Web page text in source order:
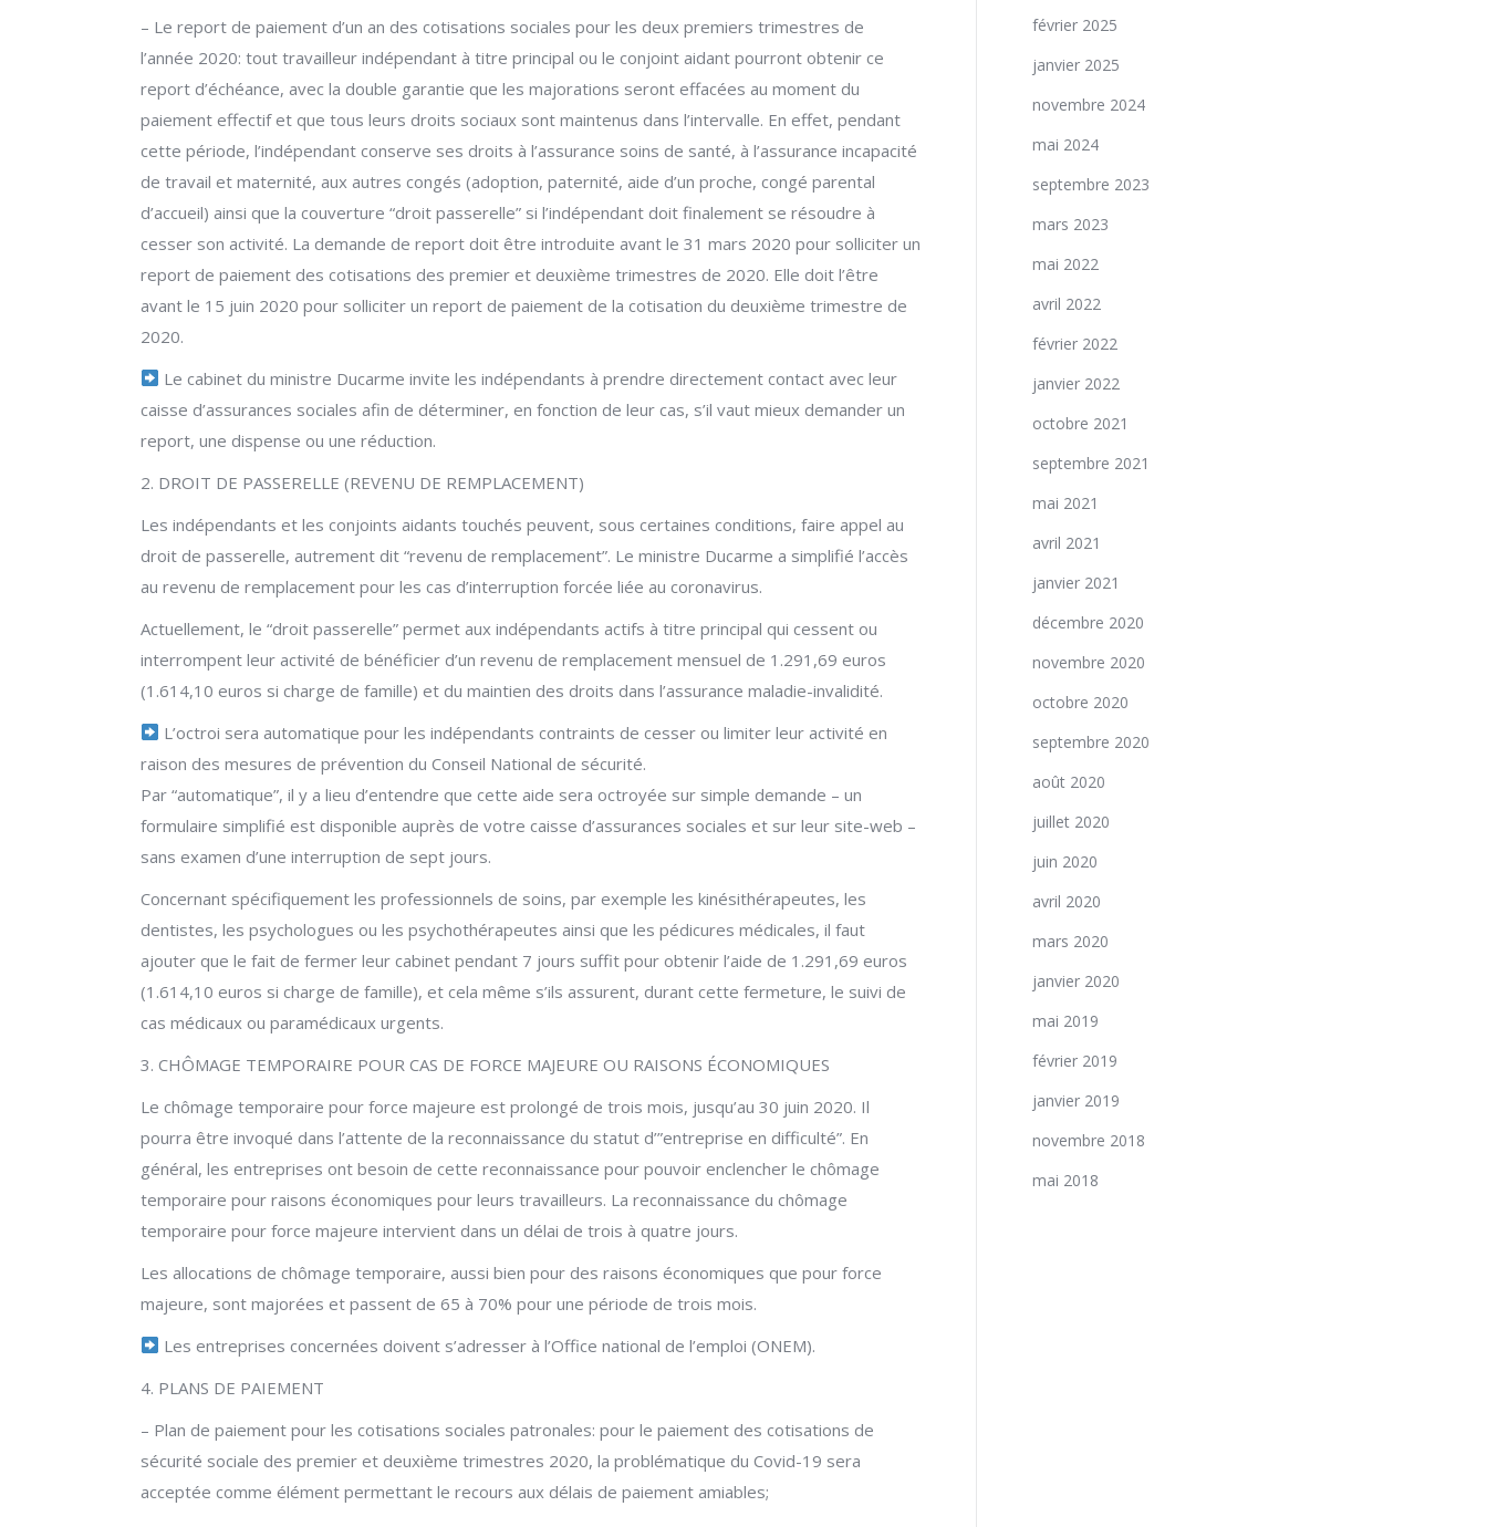
– Le report de paiement d’un an des cotisations sociales pour les deux premiers trimestres de
l’année 2020: tout travailleur indépendant à titre principal ou le conjoint aidant pourront obtenir ce
report d’échéance, avec la double garantie que les majorations seront effacées au moment du
paiement effectif et que tous leurs droits sociaux sont maintenus dans l’intervalle. En effet, pendant
cette période, l’indépendant conserve ses droits à l’assurance soins de santé, à l’assurance incapacité
de travail et maternité, aux autres congés (adoption, paternité, aide d’un proche, congé parental
d’accueil) ainsi que la couverture “droit passerelle” si l’indépendant doit finalement se résoudre à
cesser son activité. La demande de report doit être introduite avant le 31 mars 2020 pour solliciter un
report de paiement des cotisations des premier et deuxième trimestres de 2020. Elle doit l’être
avant le 15 juin 2020 pour solliciter un report de paiement de la cotisation du deuxième trimestre de
2020.
Le cabinet du ministre Ducarme invite les indépendants à prendre directement contact avec leur
caisse d’assurances sociales afin de déterminer, en fonction de leur cas, s’il vaut mieux demander un
report, une dispense ou une réduction.
2. DROIT DE PASSERELLE (REVENU DE REMPLACEMENT)
Les indépendants et les conjoints aidants touchés peuvent, sous certaines conditions, faire appel au
droit de passerelle, autrement dit “revenu de remplacement”. Le ministre Ducarme a simplifié l’accès
au revenu de remplacement pour les cas d’interruption forcée liée au coronavirus.
Actuellement, le “droit passerelle” permet aux indépendants actifs à titre principal qui cessent ou
interrompent leur activité de bénéficier d’un revenu de remplacement mensuel de 1.291,69 euros
(1.614,10 euros si charge de famille) et du maintien des droits dans l’assurance maladie-invalidité.
L’octroi sera automatique pour les indépendants contraints de cesser ou limiter leur activité en
raison des mesures de prévention du Conseil National de sécurité.
Par “automatique”, il y a lieu d’entendre que cette aide sera octroyée sur simple demande – un
formulaire simplifié est disponible auprès de votre caisse d’assurances sociales et sur leur site-web –
sans examen d’une interruption de sept jours.
Concernant spécifiquement les professionnels de soins, par exemple les kinésithérapeutes, les
dentistes, les psychologues ou les psychothérapeutes ainsi que les pédicures médicales, il faut
ajouter que le fait de fermer leur cabinet pendant 7 jours suffit pour obtenir l’aide de 1.291,69 euros
(1.614,10 euros si charge de famille), et cela même s’ils assurent, durant cette fermeture, le suivi de
cas médicaux ou paramédicaux urgents.
3. CHÔMAGE TEMPORAIRE POUR CAS DE FORCE MAJEURE OU RAISONS ÉCONOMIQUES
Le chômage temporaire pour force majeure est prolongé de trois mois, jusqu’au 30 juin 2020. Il
pourra être invoqué dans l’attente de la reconnaissance du statut d’”entreprise en difficulté”. En
général, les entreprises ont besoin de cette reconnaissance pour pouvoir enclencher le chômage
temporaire pour raisons économiques pour leurs travailleurs. La reconnaissance du chômage
temporaire pour force majeure intervient dans un délai de trois à quatre jours.
Les allocations de chômage temporaire, aussi bien pour des raisons économiques que pour force
majeure, sont majorées et passent de 65 à 70% pour une période de trois mois.
Les entreprises concernées doivent s’adresser à l’Office national de l’emploi (ONEM).
4. PLANS DE PAIEMENT
– Plan de paiement pour les cotisations sociales patronales: pour le paiement des cotisations de
sécurité sociale des premier et deuxième trimestres 2020, la problématique du Covid-19 sera
acceptée comme élément permettant le recours aux délais de paiement amiables;
février 2025
janvier 2025
novembre 2024
mai 2024
septembre 2023
mars 2023
mai 2022
avril 2022
février 2022
janvier 2022
octobre 2021
septembre 2021
mai 2021
avril 2021
janvier 2021
décembre 2020
novembre 2020
octobre 2020
septembre 2020
août 2020
juillet 2020
juin 2020
avril 2020
mars 2020
janvier 2020
mai 2019
février 2019
janvier 2019
novembre 2018
mai 2018